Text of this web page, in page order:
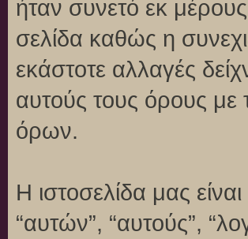
ήταν συνετό εκ
σελίδα καθώς η
εκάστοτε αλλαγές
αυτούς τους όρους
όρων.
Η ιστοσελίδα μας
“αυτών”, “αυτούς”,